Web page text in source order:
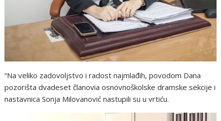
“Na veliko zadovoljstvo i radost najmlađih, povodom Dana
pozorišta dvadeset članovia osnovnoškolske dramske sekcije i
nastavnica Sonja Milovanović nastupili su u vrtiću.